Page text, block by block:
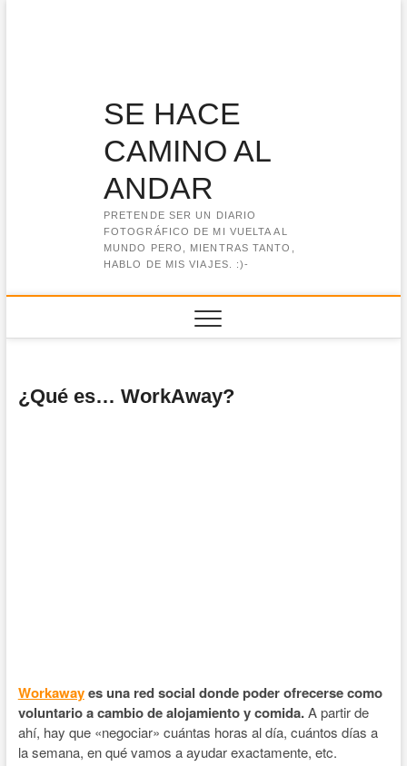
SE HACE
CAMINO AL
ANDAR
PRETENDE SER UN DIARIO
FOTOGRÁFICO DE MI VUELTA AL
MUNDO PERO, MIENTRAS TANTO,
HABLO DE MIS VIAJES. :)-
¿Qué es… WorkAway?
Workawayes una red social donde poder ofrecerse como
voluntario a cambio de alojamiento y comida.A partir de
ahí, hay que «negociar» cuántas horas al día, cuántos días a
la semana, en qué vamos a ayudar exactamente, etc.